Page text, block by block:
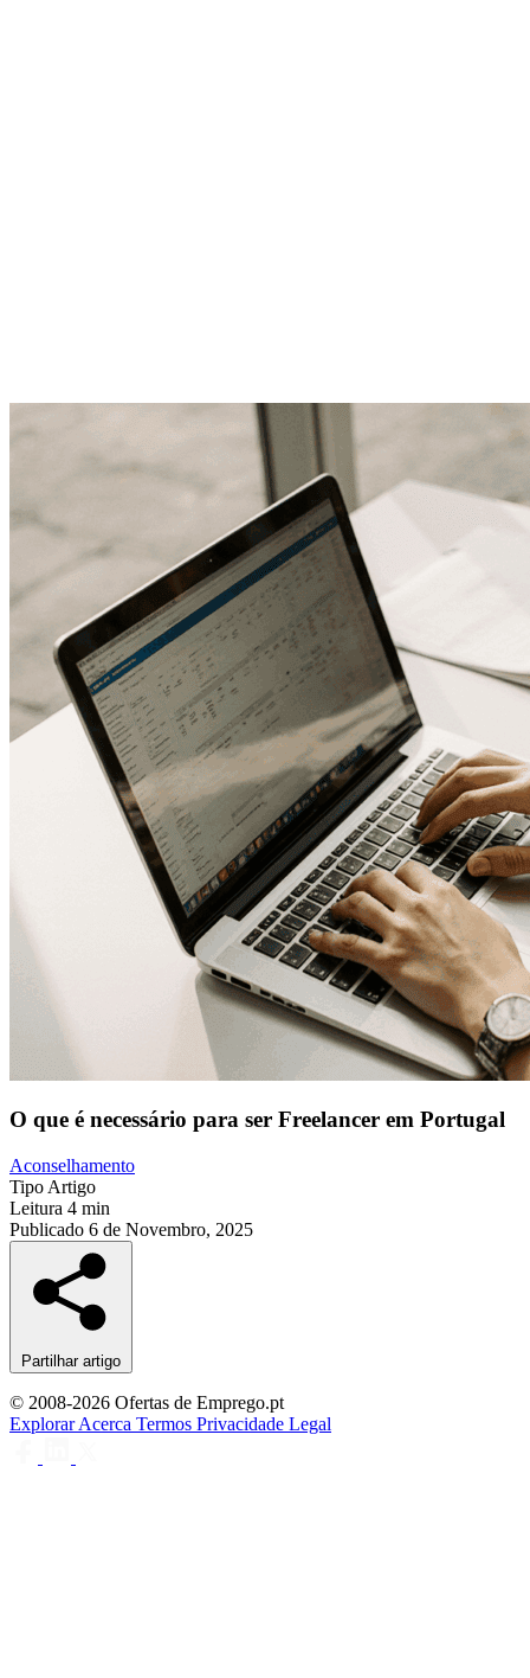
O que é necessário para ser Freelancer em Portugal
Aconselhamento
Tipo Artigo
Leitura 4 min
Publicado 6 de Novembro, 2025
Partilhar artigo
© 2008-2026 Ofertas de Emprego.pt
ExplorarAcerca Termos Privacidade Legal